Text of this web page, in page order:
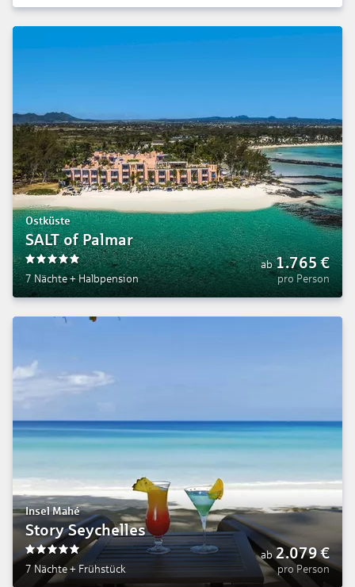
Ostküste
SALT of Palmar
5
7 Nächte + Halbpension
ab 1.765€
pro Person
Insel Mahé
Story Seychelles
5
7 Nächte + Frühstück
ab 2.079€
pro Person